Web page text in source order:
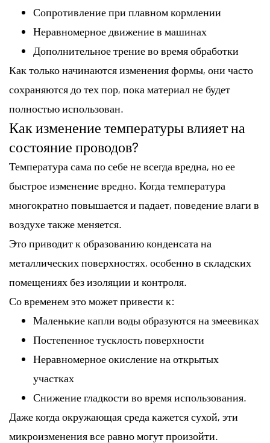
Сопротивление при плавном кормлении
Неравномерное движение в машинах
Дополнительное трение во время обработки
Как только начинаются изменения формы, они часто
сохраняются до тех пор, пока материал не будет
полностью использован.
Как изменение температуры влияет на
состояние проводов?
Температура сама по себе не всегда вредна, но ее
быстрое изменение вредно. Когда температура
многократно повышается и падает, поведение влаги в
воздухе также меняется.
Это приводит к образованию конденсата на
металлических поверхностях, особенно в складских
помещениях без изоляции и контроля.
Со временем это может привести к:
Маленькие капли воды образуются на змеевиках
Постепенное тусклость поверхности
Неравномерное окисление на открытых
участках
Снижение гладкости во время использования.
Даже когда окружающая среда кажется сухой, эти
микроизменения все равно могут произойти.